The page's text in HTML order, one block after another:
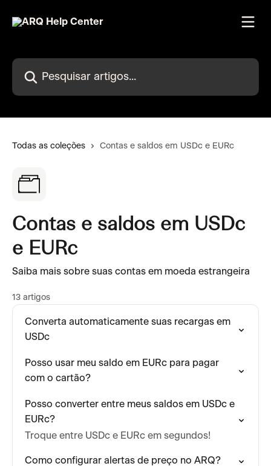
Pesquisar artigos...
Todas as coleções Contas e saldos em USDc e EURc
Contas e saldos em USDc
e EURc
Saiba mais sobre suas contas em moeda estrangeira
13 artigos
Converta automaticamente suas recargas em
USDc
Posso usar meu saldo em EURc para pagar
com o cartão?
Posso converter entre meus saldos em USDc e
EURc?
Troque entre USDc e EURc em segundos!
Como configurar alertas de preço no ARQ?